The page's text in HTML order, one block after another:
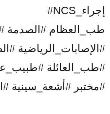
إجراء_NCS#
طب_العظام #الصدمة
#الإصابات_الرياضية
#طب_العائلة
#مختبر #أشعة_سينية